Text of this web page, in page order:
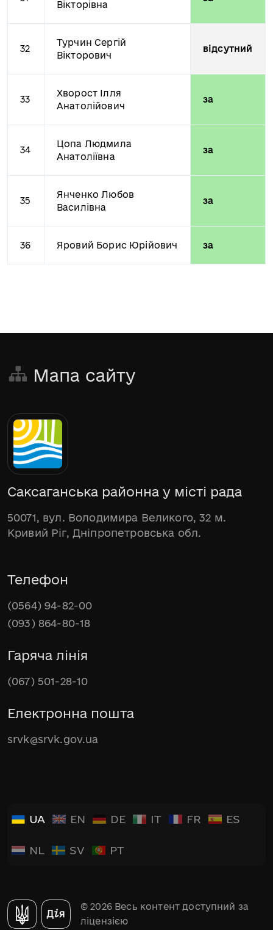
Вікторівна
32
Турчин Сергій
Вікторович
відсутний
33
Хворост Ілля
Анатолійович
за
34
Цопа Людмила
Анатоліївна
за
35
Янченко Любов
Василівна
за
36 Яровий Борис Юрійович за
Мапа сайту
Саксаганська районна у місті рада
50071, вул. Володимира Великого, 32 м.
Кривий Ріг, Дніпропетровська обл.
Телефон
(0564) 94-82-00
(093) 864-80-18
Гаряча лінія
(067) 501-28-10
Електронна пошта
srvk@srvk.gov.ua
UA EN DE IT FR ES
NL SV PT
© 2026 Весь контент доступний за
ліцензією